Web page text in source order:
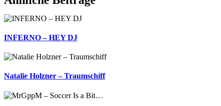
Mail
INFERNO – HEY DJ
Natalie Holzner – Traumschiff